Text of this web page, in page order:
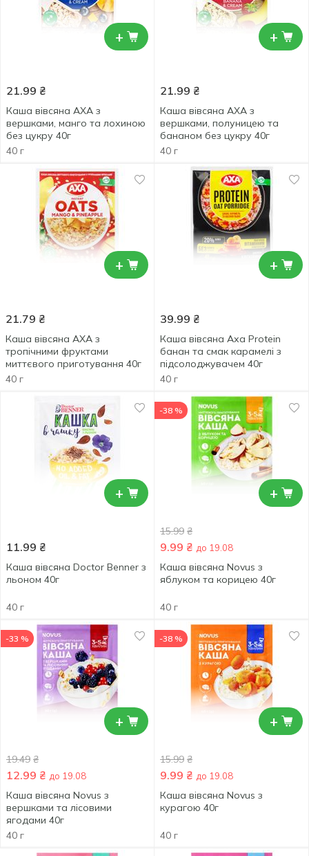
+
21.99 ₴
Каша вівсяна АXA з
вершками, манго та лохиною
без цукру 40г
40 г
+
21.99 ₴
Каша вівсяна АXA з
вершками, полуницею та
бананом без цукру 40г
40 г
+
21.79 ₴
Каша вівсяна АХА з
тропічними фруктами
миттєвого приготування 40г
40 г
+
39.99 ₴
Каша вівсяна Аха Protein
банан та смак карамелі з
підсолоджувачем 40г
40 г
+
11.99 ₴
Каша вівсяна Doctor Benner з
льоном 40г
40 г
+
-38 %
15.99 ₴
9.99 ₴ до 19.08
Каша вівсяна Novus з
яблуком та корицею 40г
40 г
+
-33 %
19.49 ₴
12.99 ₴ до 19.08
Каша вівсяна Novus з
вершками та лісовими
ягодами 40г
40 г
+
-38 %
15.99 ₴
9.99 ₴ до 19.08
Каша вівсяна Novus з
курагою 40г
40 г